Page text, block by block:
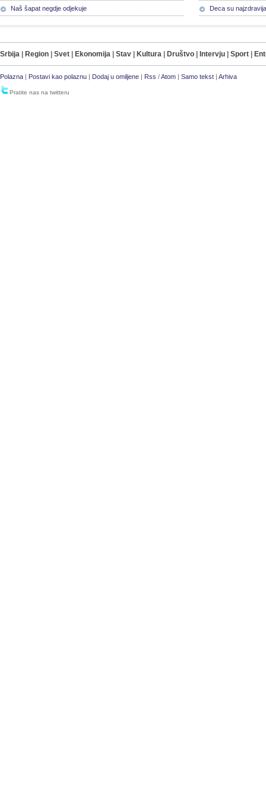
Naš šapat negdje odjekuje Deca su
Srbija Region Svet Ekonomija Stav Kultura Društvo Intervju Sport
Polazna | Postavi kao polaznu | Dodaj u omiljene | Rss /Atom | Samo tekst | Arhiva
Pratite nas na twitteru